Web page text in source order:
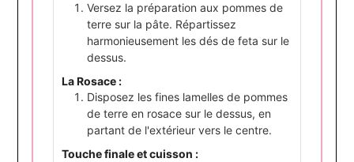
Versez la préparation aux pommes de
terre sur la pâte. Répartissez
harmonieusement les dés de feta sur le
dessus.
La Rosace :
Disposez les fines lamelles de pommes
de terre en rosace sur le dessus, en
partant de l'extérieur vers le centre.
Touche finale et cuisson :